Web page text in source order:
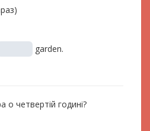
garden.
четвертій годині?